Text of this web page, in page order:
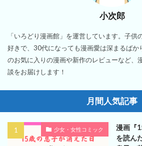
小次郎
「いろどり漫画館」を運営しています。子供
好きで、30代になっても漫画愛は深まるばか
のお気に入りの漫画や新作のレビューなど、
談をお届けします！
月間人気記事
少女・女性コミック
漫画『
を読ん